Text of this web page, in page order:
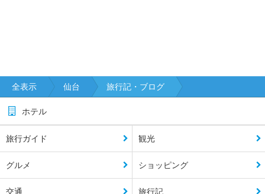
全表示 仙台 旅行記・ブログ
ホテル
旅行ガイド 観光
グルメ ショッピング
交通 旅行記